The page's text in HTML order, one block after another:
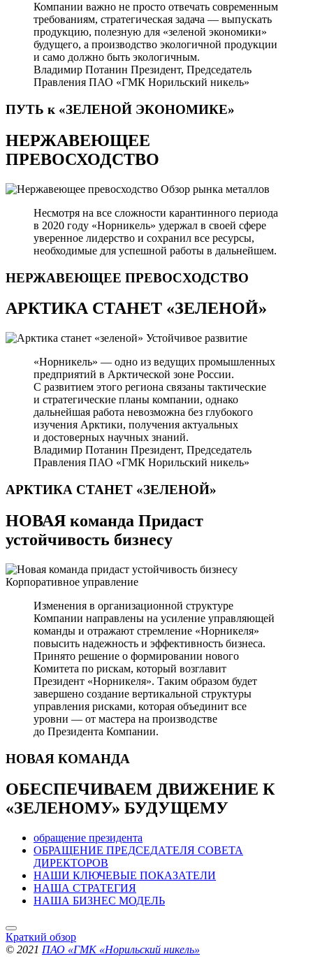
Компании важно не просто отвечать современным
требованиям, стратегическая задача — выпускать
продукцию, полезную для «зеленой экономики»
будущего, а производство экологичной продукции
и само должно быть экологичным.
Владимир Потанин Президент, Председатель
Правления ПАО «ГМК Норильский никель»
ПУТЬ к «ЗЕЛЕНОЙ ЭКОНОМИКЕ»
НЕРЖАВЕЮЩЕЕ
ПРЕВОСХОДСТВО
Обзор рынка металлов
Несмотря на все сложности карантинного периода
в 2020 году «Норникель» удержал в своей сфере
уверенное лидерство и сохранил все ресурсы,
необходимые для успешной работы в дальнейшем.
НЕРЖАВЕЮЩЕЕ ПРЕВОСХОДСТВО
АРКТИКА СТАНЕТ «ЗЕЛЕНОЙ»
Устойчивое развитие
«Норникель» — одно из ведущих промышленных
предприятий в Арктической зоне России.
С развитием этого региона связаны тактические
и стратегические планы компании, однако
дальнейшая работа невозможна без глубокого
изучения Арктики, получения актуальных
и достоверных научных знаний.
Владимир Потанин Президент, Председатель
Правления ПАО «ГМК Норильский никель»
АРКТИКА СТАНЕТ «ЗЕЛЕНОЙ»
НОВАЯ команда Придаст
устойчивость бизнесу
Корпоративное управление
Изменения в организационной структуре
Компании направлены на усиление управляющей
команды и отражают стремление «Норникеля»
повысить надежность и эффективность бизнеса.
Принято решение о формировании нового
Комитета по рискам, который возглавит
Президент «Норникеля». Таким образом будет
завершено создание вертикальной структуры
управления рисками, которая объединит все
уровни — от мастера на производстве
до Президента Компании.
НОВАЯ КОМАНДА
ОБЕСПЕЧИВАЕМ ДВИЖЕНИЕ К
«ЗЕЛЕНОМУ» БУДУЩЕМУ
обращение президента
ОБРАЩЕНИЕ ПРЕДСЕДАТЕЛЯ СОВЕТА
ДИРЕКТОРОВ
НАШИ КЛЮЧЕВЫЕ ПОКАЗАТЕЛИ
НАША СТРАТЕГИЯ
НАША БИЗНЕС МОДЕЛЬ
Краткий обзор
© 2021 ПАО «ГМК «Норильский никель»